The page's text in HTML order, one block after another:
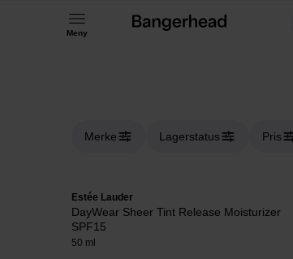
Meny
Merke Lagerstatus Pris
Estée Lauder
DayWear Sheer Tint Release Moisturizer
SPF15
50 ml